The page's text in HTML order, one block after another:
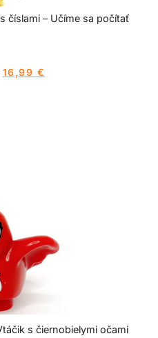
číslami – Učíme sa počítať
16,99 €
s čiernobielymi očami